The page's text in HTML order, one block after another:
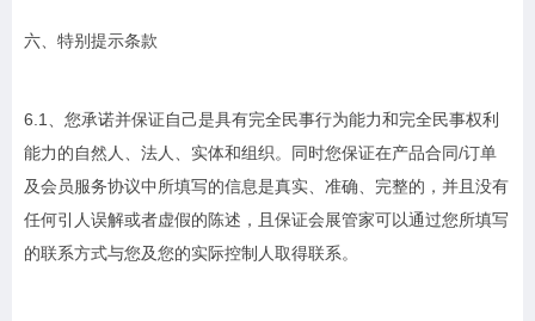
六、特别提示条款
6.1、您承诺并保证自己是具有完全民事行为能力和完全民事权利
能力的自然人、法人、实体和组织。同时您保证在产品合同/订单
及会员服务协议中所填写的信息是真实、准确、完整的，并且没有
任何引人误解或者虚假的陈述，且保证会展管家可以通过您所填写
的联系方式与您及您的实际控制人取得联系。